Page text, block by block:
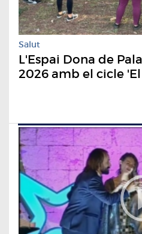
Salut
L'Espai Dona de
2026 amb el cicle